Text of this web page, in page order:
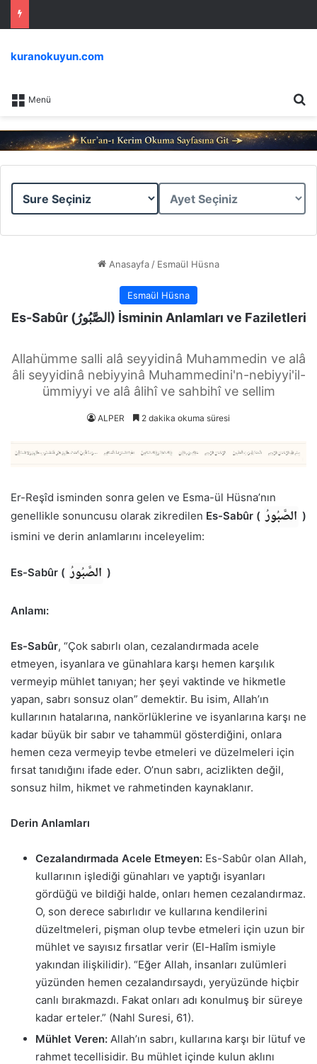
Menü
kuranokuyun.com
Sure
Ayet
Anasayfa / Esmaül Hüsna
Esmaül Hüsna
Es-Sabûr (الصَّبُورُ) İsminin Anlamları ve Faziletleri
Allahümme salli alâ seyyidinâ Muhammedin ve alâ
âli seyyidinâ nebiyyinâ Muhammedini'n-nebiyyi'il-
ümmiyyi ve alâ âlihî ve sahbihî ve sellim
ALPER 2 dakika okuma süresi
Er-Reşîd isminden sonra gelen ve Esma-ül Hüsna’nın
genellikle sonuncusu olarak zikredilen Es-Sabûr ( الصَّبُورُ )
ismini ve derin anlamlarını inceleyelim:
Es-Sabûr ( الصَّبُورُ )
Anlamı:
Es-Sabûr, “Çok sabırlı olan, cezalandırmada acele
etmeyen, isyanlara ve günahlara karşı hemen karşılık
vermeyip mühlet tanıyan; her şeyi vaktinde ve hikmetle
yapan, sabrı sonsuz olan” demektir. Bu isim, Allah’ın
kullarının hatalarına, nankörlüklerine ve isyanlarına karşı ne
kadar büyük bir sabır ve tahammül gösterdiğini, onlara
hemen ceza vermeyip tevbe etmeleri ve düzelmeleri için
fırsat tanıdığını ifade eder. O’nun sabrı, acizlikten değil,
sonsuz hilm, hikmet ve rahmetinden kaynaklanır.
Derin Anlamları
Cezalandırmada Acele Etmeyen: Es-Sabûr olan Allah,
kullarının işlediği günahları ve yaptığı isyanları
gördüğü ve bildiği halde, onları hemen cezalandırmaz.
O, son derece sabırlıdır ve kullarına kendilerini
düzeltmeleri, pişman olup tevbe etmeleri için uzun bir
mühlet ve sayısız fırsatlar verir (El-Halîm ismiyle
yakından ilişkilidir). “Eğer Allah, insanları zulümleri
yüzünden hemen cezalandırsaydı, yeryüzünde hiçbir
canlı bırakmazdı. Fakat onları adı konulmuş bir süreye
kadar erteler.” (Nahl Suresi, 61).
Mühlet Veren: Allah’ın sabrı, kullarına karşı bir lütuf ve
rahmet tecellisidir. Bu mühlet içinde kulun aklını